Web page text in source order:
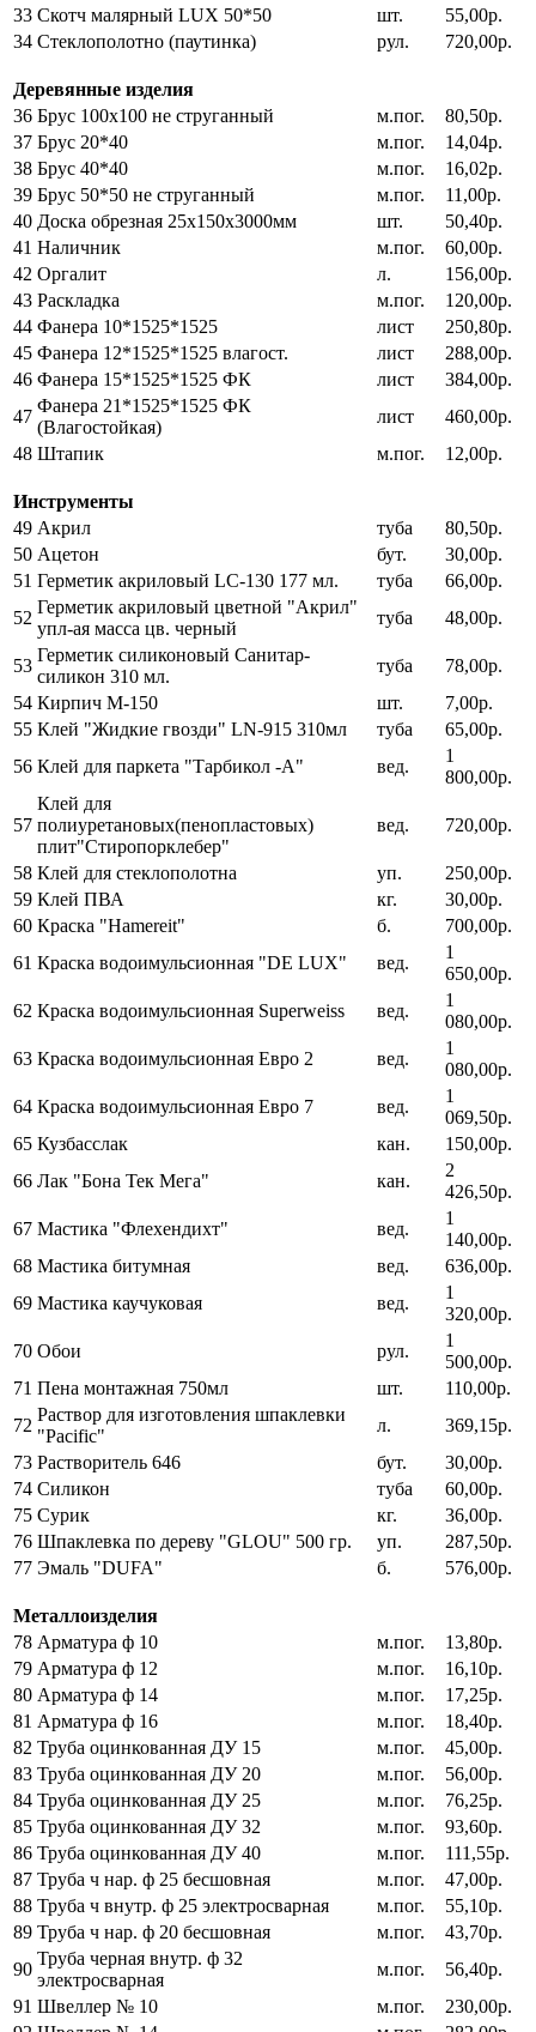
33 Скотч малярный LUX 50*50 шт.
55,00р.
34 Стеклополотно (паутинка) рул. 720,00р.
Деревянные изделия
36 Брус 100х100 не струганный м.пог.
80,50р.
37 Брус 20*40 м.пог.
14,04р.
38 Брус 40*40 м.пог.
16,02р.
39 Брус 50*50 не струганный м.пог.
11,00р.
40 Доска обрезная 25х150х3000мм шт.
50,40р.
41 Наличник м.пог.
60,00р.
42 Оргалит л.
156,00р.
43 Раскладка м.пог.
120,00р.
44 Фанера 10*1525*1525 лист
250,80р.
45 Фанера 12*1525*1525 влагост. лист
288,00р.
46 Фанера 15*1525*1525 ФК лист
384,00р.
47
Фанера 21*1525*1525 ФК
(Влагостойкая)
лист
460,00р.
48 Штапик м.пог. 12,00р.
Инструменты
49 Акрил туба
80,50р.
50 Ацетон бут.
30,00р.
51 Герметик акриловый LC-130 177 мл. туба
66,00р.
52
Герметик акриловый цветной "Акрил"
упл-ая масса цв. черный
туба 48,00р.
53
Герметик силиконовый Санитар-
силикон 310 мл.
туба
78,00р.
54 Кирпич М-150 шт.
7,00р.
55 Клей "Жидкие гвозди" LN-915 310мл туба
65,00р.
56 Клей для паркета "Тарбикол -А" вед.
1
800,00р.
57
Клей для
полиуретановых(пенопластовых)
плит"Стиропорклебер"
вед. 720,00р.
58 Клей для стеклополотна уп.
250,00р.
59 Клей ПВА кг.
30,00р.
60 Краска "Hamereit" б.
700,00р.
61 Краска водоимульсионная "DE LUX" вед.
1
650,00р.
62 Краска водоимульсионная Superweiss вед.
1
080,00р.
63 Краска водоимульсионная Евро 2 вед.
1
080,00р.
64 Краска водоимульсионная Евро 7 вед.
1
069,50р.
65 Кузбасслак кан.
150,00р.
66 Лак "Бона Тек Мега" кан.
2
426,50р.
67 Мастика "Флехендихт" вед.
1
140,00р.
68 Мастика битумная вед.
636,00р.
69 Мастика каучуковая вед.
1
320,00р.
70 Обои рул.
1
500,00р.
71 Пена монтажная 750мл шт.
110,00р.
72
Раствор для изготовления шпаклевки
"Pacific"
л.
369,15р.
73 Растворитель 646 бут.
30,00р.
74 Силикон туба
60,00р.
75 Сурик кг.
36,00р.
76 Шпаклевка по дереву "GLOU" 500 гр. уп.
287,50р.
77 Эмаль "DUFA" б. 576,00р.
Металлоизделия
78 Арматура ф 10 м.пог.
13,80р.
79 Арматура ф 12 м.пог.
16,10р.
80 Арматура ф 14 м.пог.
17,25р.
81 Арматура ф 16 м.пог.
18,40р.
82 Труба оцинкованная ДУ 15 м.пог.
45,00р.
83 Труба оцинкованная ДУ 20 м.пог.
56,00р.
84 Труба оцинкованная ДУ 25 м.пог.
76,25р.
85 Труба оцинкованная ДУ 32 м.пог.
93,60р.
86 Труба оцинкованная ДУ 40 м.пог.
111,55р.
87 Труба ч нар. ф 25 бесшовная м.пог.
47,00р.
88 Труба ч внутр. ф 25 электросварная м.пог.
55,10р.
89 Труба ч нар. ф 20 бесшовная м.пог.
43,70р.
90
Труба черная внутр. ф 32
электросварная
м.пог.
56,40р.
91 Швеллер № 10 м.пог.
230,00р.